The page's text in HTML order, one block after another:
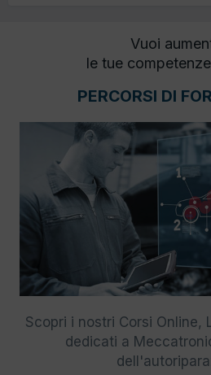
Vuoi
le tue
PERCORSI DI
Scopri i nostri Corsi Online,
dedicati a